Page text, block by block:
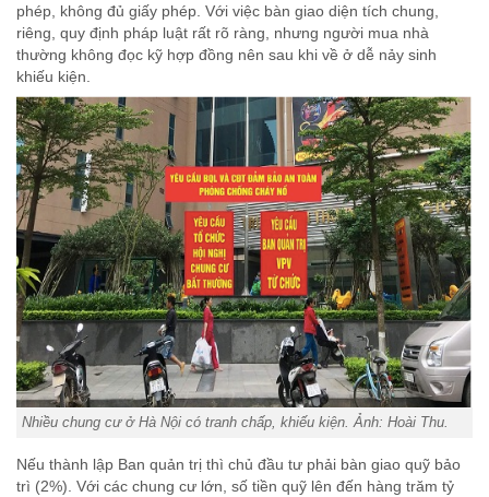
phép, không đủ giấy phép. Với việc bàn giao diện tích chung,
riêng, quy định pháp luật rất rõ ràng, nhưng người mua nhà
thường không đọc kỹ hợp đồng nên sau khi về ở dễ nảy sinh
khiếu kiện.
Nhiều chung cư ở Hà Nội có tranh chấp, khiếu kiện. Ảnh: Hoài Thu.
Nếu thành lập Ban quản trị thì chủ đầu tư phải bàn giao quỹ bảo
trì (2%). Với các chung cư lớn, số tiền quỹ lên đến hàng trăm tỷ